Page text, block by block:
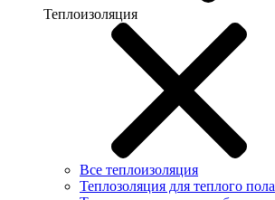
Теплоизоляция
Все теплоизоляция
Теплозоляция для теплого пола